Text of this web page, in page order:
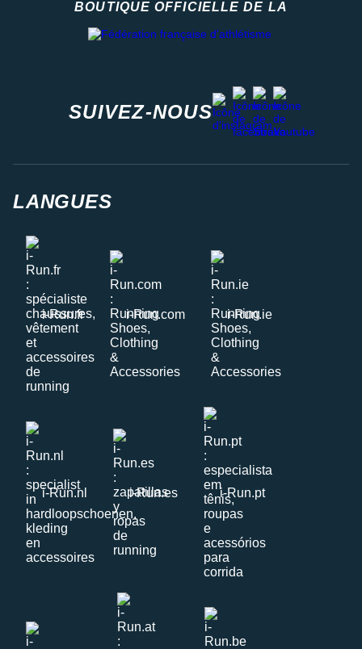
BOUTIQUE OFFICIELLE DE LA
SUIVEZ-NOUS
instagram
facebook
stravayoutube
LANGUES
i-Run.fr i-Run.com i-Run.ie
i-Run.nl i-Run.es i-Run.pt